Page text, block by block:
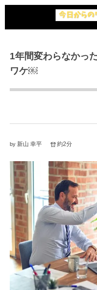
1年間変わらなかっ
ワケ￼
by 新山 幸平 約2分